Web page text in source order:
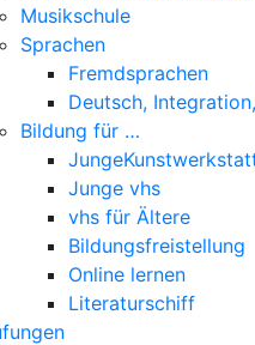
Musikschule
Sprachen
Fremdsprachen
Deutsch,
Bildung für …
Junge vhs
vhs für Ältere
Bildungsfreistellung
Online lernen
Literaturschiff